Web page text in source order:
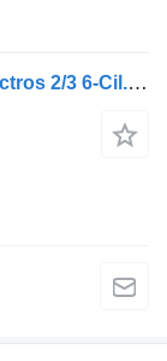
Tapa de válvula para Mercedes-Benz Actros 2/3 6-Cil. 2-Ejes BM 930/2/4 (2003->) camión